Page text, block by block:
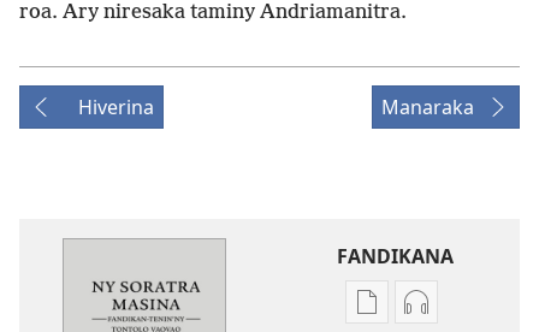
roa. Ary niresaka taminy Andriamanitra.
Hiverina Manaraka
FANDIKANA
FandikanaFandikana